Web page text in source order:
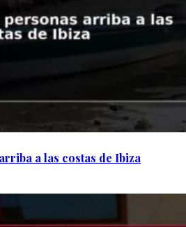
a las costas de Ibiza